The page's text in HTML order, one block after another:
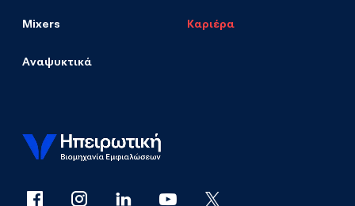
Mixers
Αναψυκτικά
Καριέρα